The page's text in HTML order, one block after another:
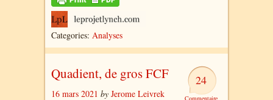
Categories: Analyses
24
Quadient, de gros FCF
16 mars 2021 by Jerome Leivrek